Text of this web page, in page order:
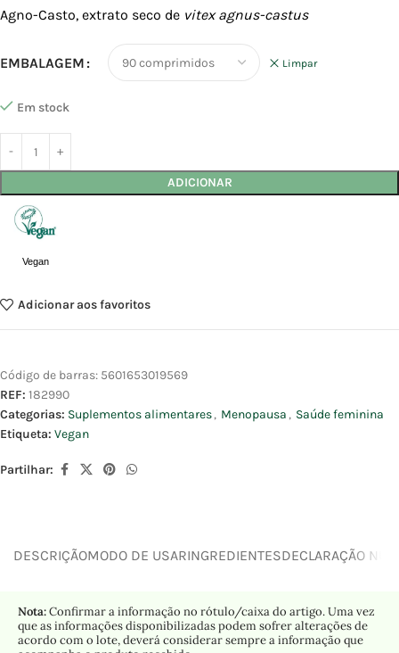
Agno-Casto, extrato seco de vitex agnus-castus
EMBALAGEM Limpar
Em stock
ADICIONAR
Vegan
Adicionar aos favoritos
Código de barras: 5601653019569
REF: 182990
Categorias: Suplementos alimentares, Menopausa , Saúde feminina
Etiqueta: Vegan
Partilhar:
DESCRIÇÃOMODO DE USARINGREDIENTESDECLARAÇÃO
Nota:Confirmar a informação no rótulo/caixa do artigo. Uma vez
que as informações disponibilizadas podem sofrer alterações de
acordo com o lote, deverá considerar sempre a informação que